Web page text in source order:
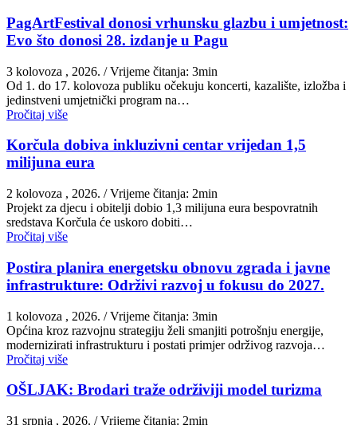
PagArtFestival donosi vrhunsku glazbu i umjetnost:
Evo što donosi 28. izdanje u Pagu
3 kolovoza , 2026. / Vrijeme čitanja: 3min
Od 1. do 17. kolovoza publiku očekuju koncerti, kazalište, izložba i
jedinstveni umjetnički program na…
Pročitaj više
Korčula dobiva inkluzivni centar vrijedan 1,5
milijuna eura
2 kolovoza , 2026. / Vrijeme čitanja: 2min
Projekt za djecu i obitelji dobio 1,3 milijuna eura bespovratnih
sredstava Korčula će uskoro dobiti…
Pročitaj više
Postira planira energetsku obnovu zgrada i javne
infrastrukture: Održivi razvoj u fokusu do 2027.
1 kolovoza , 2026. / Vrijeme čitanja: 3min
Općina kroz razvojnu strategiju želi smanjiti potrošnju energije,
modernizirati infrastrukturu i postati primjer održivog razvoja…
Pročitaj više
OŠLJAK: Brodari traže održiviji model turizma
31 srpnja , 2026. / Vrijeme čitanja: 2min